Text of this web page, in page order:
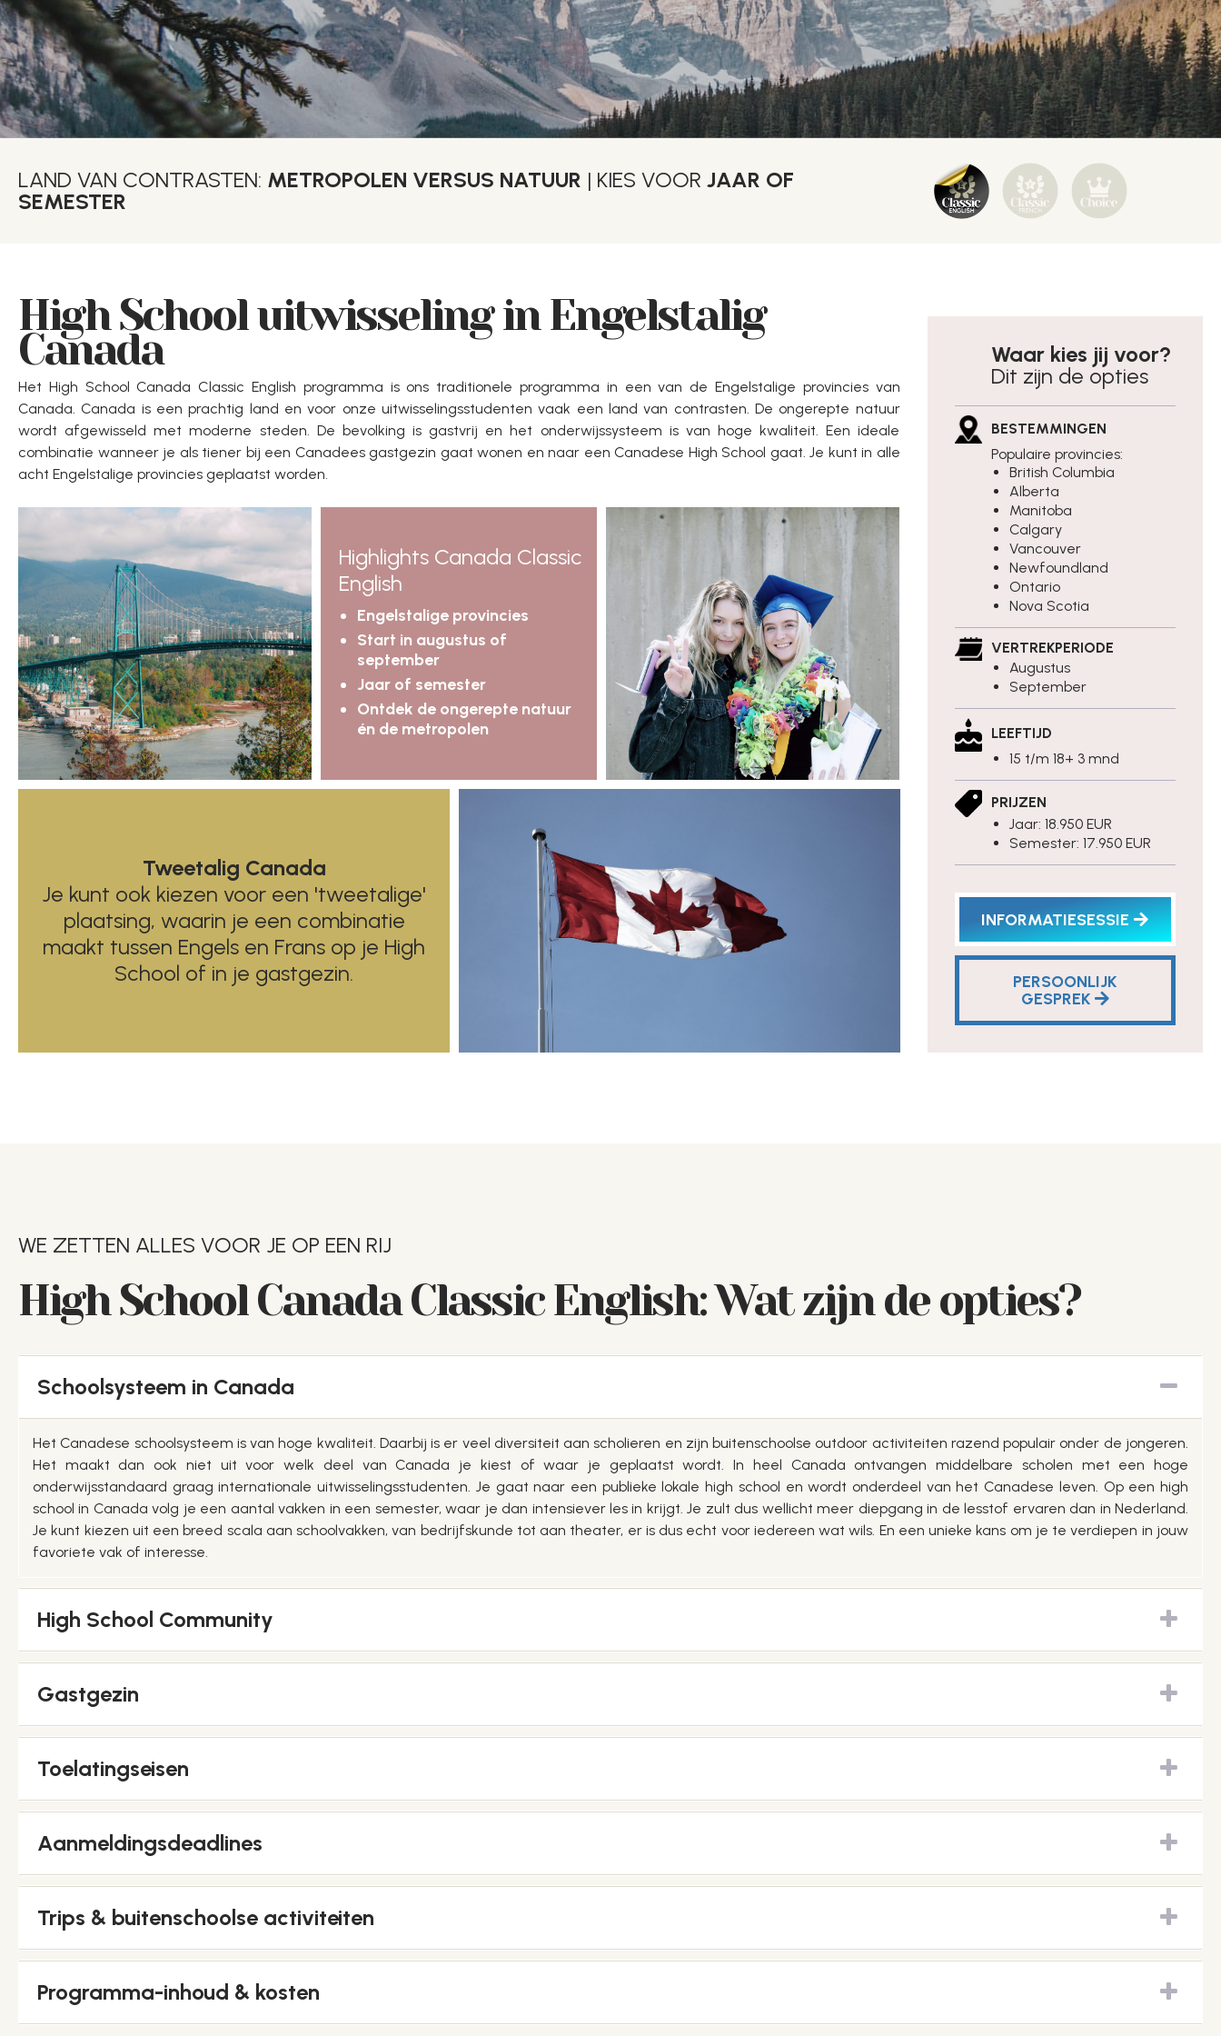
LAND VAN CONTRASTEN: METROPOLEN VERSUS NATUUR | KIES VOOR JAAR OF
SEMESTER
High School uitwisseling in Engelstalig
Canada
Het High School Canada Classic English programma is ons traditionele programma in een van de Engelstalige provincies van
Canada. Canada is een prachtig land en voor onze uitwisselingsstudenten vaak een land van contrasten. De ongerepte natuur
wordt afgewisseld met moderne steden. De bevolking is gastvrij en het onderwijssysteem is van hoge kwaliteit. Een ideale
combinatie wanneer je als tiener bij een Canadees gastgezin gaat wonen en naar een Canadese High School gaat. Je kunt in alle
acht Engelstalige provincies geplaatst worden.
Highlights Canada Classic
English
Engelstalige provincies
Start in augustus of
september
Jaar of semester
Ontdek de ongerepte natuur
én de metropolen
Tweetalig Canada
Je kunt ook kiezen voor een 'tweetalige'
plaatsing, waarin je een combinatie
maakt tussen Engels en Frans op je High
School of in je gastgezin.
Waar kies jij voor?
Dit zijn de opties
BESTEMMINGEN
Populaire provincies:
British Columbia
Alberta
Manitoba
Calgary
Vancouver
Newfoundland
Ontario
Nova Scotia
VERTREKPERIODE
Augustus
September
LEEFTIJD
15 t/m 18+ 3 mnd
PRIJZEN
Jaar: 18.950 EUR
Semester: 17.950 EUR
INFORMATIESESSIE
PERSOONLIJK
GESPREK
WE ZETTEN ALLES VOOR JE OP EEN RIJ
High School Canada Classic English: Wat zijn de opties?
Schoolsysteem in Canada
Het Canadese schoolsysteem is van hoge kwaliteit. Daarbij is er veel diversiteit aan scholieren en zijn buitenschoolse outdoor activiteiten razend populair onder de jongeren.
Het maakt dan ook niet uit voor welk deel van Canada je kiest of waar je geplaatst wordt. In heel Canada ontvangen middelbare scholen met een hoge
onderwijsstandaard graag internationale uitwisselingsstudenten. Je gaat naar een publieke lokale high school en wordt onderdeel van het Canadese leven. Op een high
school in Canada volg je een aantal vakken in een semester, waar je dan intensiever les in krijgt. Je zult dus wellicht meer diepgang in de lesstof ervaren dan in Nederland.
Je kunt kiezen uit een breed scala aan schoolvakken, van bedrijfskunde tot aan theater, er is dus echt voor iedereen wat wils. En een unieke kans om je te verdiepen in jouw
favoriete vak of interesse.
High School Community
Gastgezin
Toelatingseisen
Aanmeldingsdeadlines
Trips & buitenschoolse activiteiten
Programma-inhoud & kosten